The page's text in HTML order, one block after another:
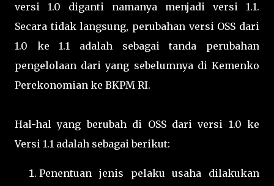
versi 1.0 diganti namanya menjadi versi 1.1.
Secara tidak langsung, perubahan versi OSS dari
1.0 ke 1.1 adalah sebagai tanda perubahan
pengelolaan dari yang sebelumnya di Kemenko
Perekonomian ke BKPM RI.
Hal-hal yang berubah di OSS dari versi 1.0 ke
Versi 1.1 adalah sebagai berikut:
Penentuan jenis pelaku usaha dilakukan